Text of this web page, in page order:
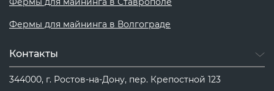
Фермы для майнинга в Волгограде
Контакты
344000, г. Ростов-на-Дону, пер. Крепостной 123